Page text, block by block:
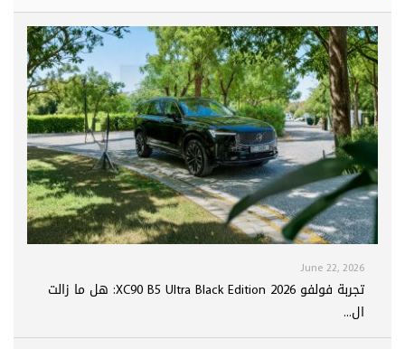
June 22, 2026
تجربة فولفو XC90 B5 Ultra Black Edition 2026: هل ما زالت
ال...